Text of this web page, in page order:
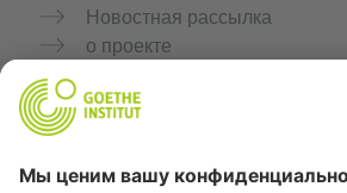
Новостная рассылка
о проекте